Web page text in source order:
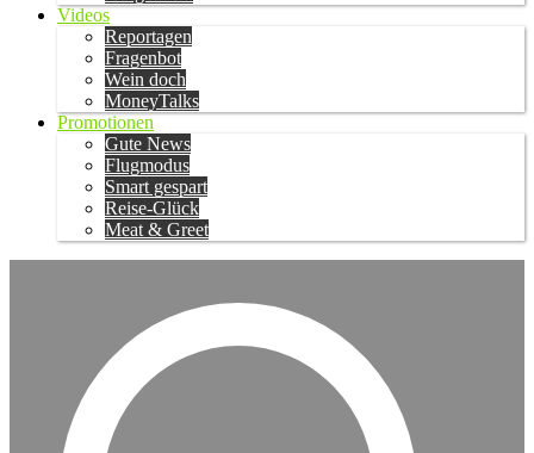
Videos
Reportagen
Fragenbot
Wein doch
MoneyTalks
Promotionen
Gute News
Flugmodus
Smart gespart
Reise-Glück
Meat & Greet